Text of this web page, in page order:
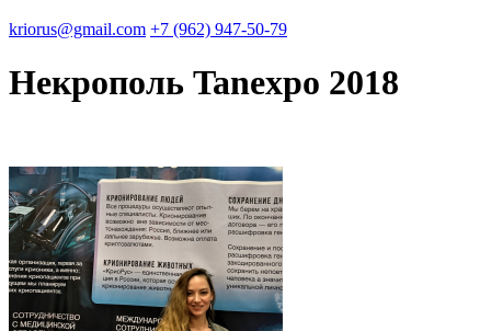
kriorus@gmail.com +7 (962) 947-50-79
Некрополь Tanexpo 2018